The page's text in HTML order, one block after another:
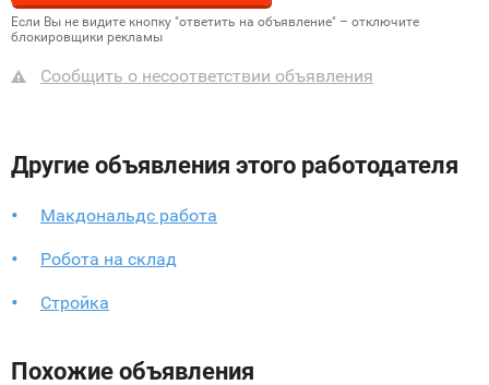
Если Вы не видите кнопку "ответить на объявление" – отключите
блокировщики рекламы
Сообщить о несоответствии объявления
Другие объявления этого работодателя
Макдональдс работа
Робота на склад
Стройка
Похожие объявления